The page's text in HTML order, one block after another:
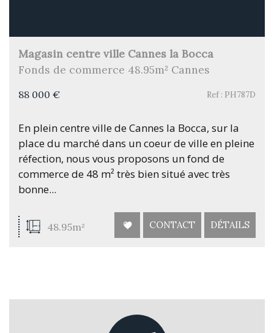
Magasin centre ville Cannes la Bocca
Fonds de commerce 48.95m² Cannes
88 000 € Ref : PH787D
En plein centre ville de Cannes la Bocca, sur la
place du marché dans un coeur de ville en pleine
réfection, nous vous proposons un fond de
commerce de 48 m² très bien situé avec très
bonne...
48.95m² CONTACT DÉTAILS